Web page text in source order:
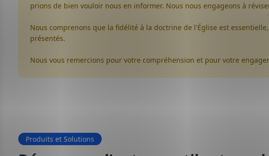
prions de bien vouloir nous en informer. Nous nous engageons à
Nous comprenons que la fidélité à la doctrine de l'Église est
présentés.
Nous vous remercions pour votre compréhension et pour votre
Produits et Solutions